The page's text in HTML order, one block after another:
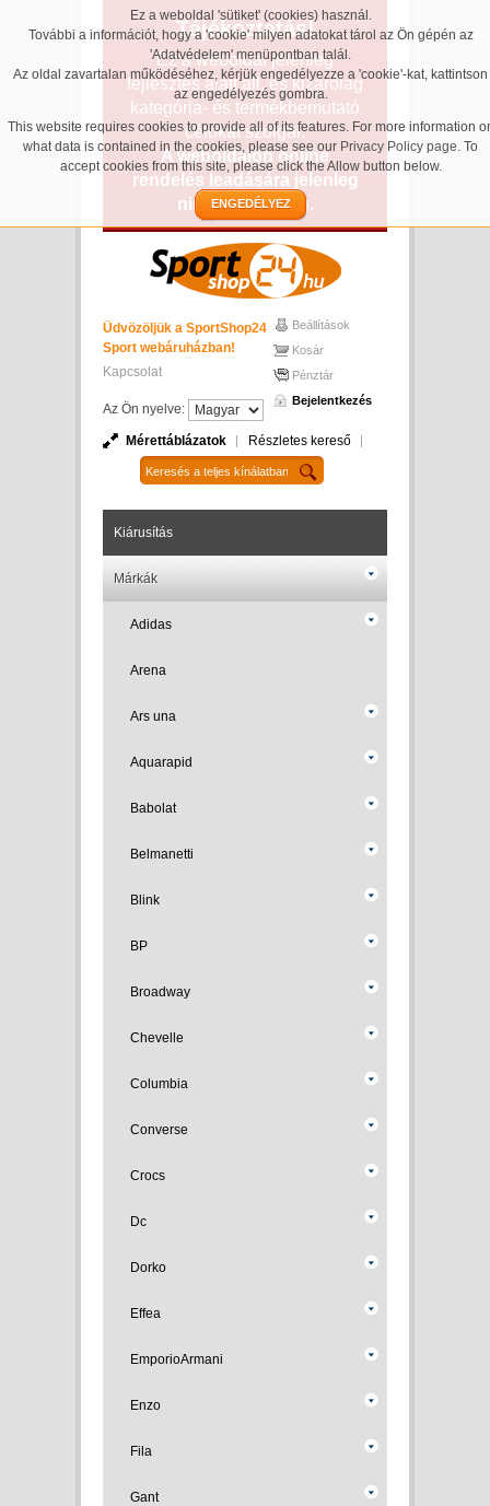
Ez a weboldal 'sütiket' (cookies) használ.
További a információt, hogy a 'cookie' milyen adatokat tárol az Ön gépén az
'Adatvédelem' menüpontban talál.
Az oldal zavartalan működéséhez, kérjük engedélyezze a 'cookie'-kat, kattintson
az engedélyezés gombra.
This website requires cookies to provide all of its features. For more information
what data is contained in the cookies, please see our Privacy Policy page. To
accept cookies from this site, please click the Allow button below.
ENGEDÉLYEZ
Tájékoztatás!
Ez a weboldal jelenleg
fejlesztés alatt áll, és kizárólag
kategória- és termékbemutató
célokat szolgál.
A weboldalon online
rendelés leadására jelenleg
nincs lehetőség.
Üdvözöljük a SportShop24
Sport webáruházban!
Kapcsolat
Az Ön nyelve:
Beállítások
Kosár
Pénztár
Bejelentkezés
Mérettáblázatok Részletes kereső
Kiárusítás
Márkák
Adidas
Arena
Ars una
Aquarapid
Babolat
Belmanetti
Blink
BP
Broadway
Chevelle
Columbia
Converse
Crocs
Dc
Dorko
Effea
EmporioArmani
Enzo
Fila
Gant